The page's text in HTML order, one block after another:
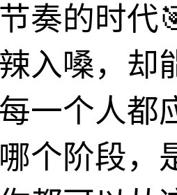
奏的时代
入嗓，却
一个人都
个阶段，